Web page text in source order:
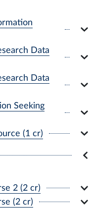
Data
Data
Seeking
(1 cr)
2 (2 cr)
(2 cr)